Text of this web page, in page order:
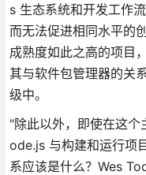
s 生态系统和开发工作
而无法促进相同水平的
成熟度如此之高的项目
其与软件包管理器的关
级中。
"除此以外，即使在这
ode.js 与构建和运行项
系应该是什么？Wes